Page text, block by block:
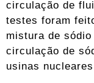
circulação de
testes foram
mistura de
circulação de
usinas